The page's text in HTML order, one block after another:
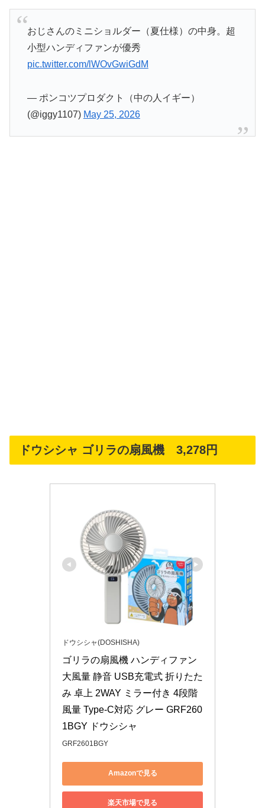
おじさんのミニショルダー（夏仕様）の中身。超
小型ハンディファンが優秀
pic.twitter.com/lWOvGwiGdM
— ポンコツプロダクト（中の人イギー）
(@iggy1107) May 25, 2026
ドウシシャ ゴリラの扇風機 3,278円
ドウシシャ(DOSHISHA)
ゴリラの扇風機 ハンディファン
大風量 静音 USB充電式 折りたた
み 卓上 2WAY ミラー付き 4段階
風量 Type-C対応 グレー GRF260
1BGY ドウシシャ
GRF2601BGY
Amazonで見る
楽天市場で見る